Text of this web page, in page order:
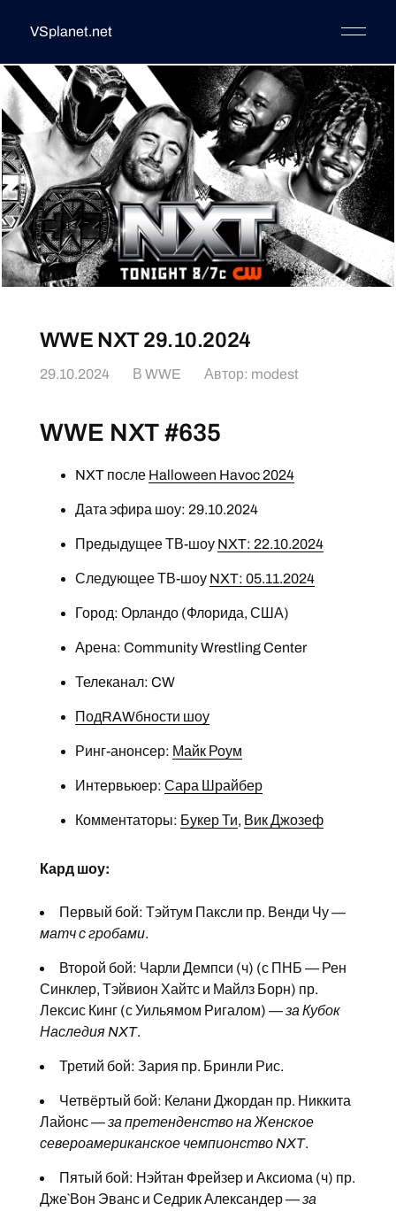
VSplanet.net
WWE NXT 29.10.2024
29.10.2024 В WWE Автор: modest
WWE NXT #635
NXT после Halloween Havoc 2024
Дата эфира шоу: 29.10.2024
Предыдущее ТВ-шоу NXT: 22.10.2024
Следующее ТВ-шоу NXT: 05.11.2024
Город: Орландо (Флорида, США)
Арена: Community Wrestling Center
Телеканал: CW
ПодRAWбности шоу
Ринг-анонсер: Майк Роум
Интервьюер: Сара Шрайбер
Комментаторы: Букер Ти, Вик Джозеф
Кард шоу:
Первый бой: Тэйтум Паксли пр. Венди Чу —
матч с гробами.
Второй бой: Чарли Демпси (ч) (с ПНБ — Рен
Синклер, Тэйвион Хайтс и Майлз Борн) пр.
Лексис Кинг (с Уильямом Ригалом) —за Кубок
Наследия NXT.
Третий бой: Зария пр. Бринли Рис.
Четвёртый бой: Келани Джордан пр. Никкита
Лайонс —за претенденство на Женское
североамериканское чемпионство NXT.
Пятый бой: Нэйтан Фрейзер и Аксиома (ч) пр.
Дже`Вон Эванс и Седрик Александер —за